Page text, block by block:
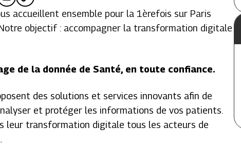
accueillent ensemble pour la 1èrefois sur Paris
objectif : accompagner la transformation digitale
de la donnée de Santé, en toute confiance.
des solutions et services innovants afin de
et protéger les informations de vos patients.
leur transformation digitale tous les acteurs de